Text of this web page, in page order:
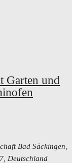
Garten und
Bad Säckingen,
Deutschland